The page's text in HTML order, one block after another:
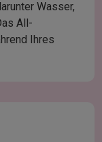
Wasser,
All-
Ihres